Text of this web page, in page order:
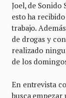
Joel, de Sonido
esto ha
trabajo.
de drogas y
realizado
de los
En entrevista
busca empezar